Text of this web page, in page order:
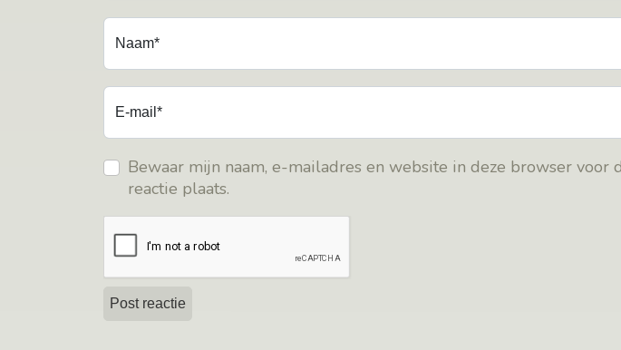
Naam*
E-mail*
Bewaar mijn naam, e-mailadres en website in deze browser voor
reactie plaats.